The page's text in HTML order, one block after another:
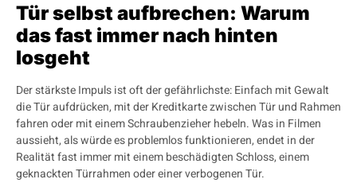
Tür selbst aufbrechen: Warum
das fast immer nach hinten
losgeht
Der stärkste Impuls ist oft der gefährlichste: Einfach mit Gewalt
die Tür aufdrücken, mit der Kreditkarte zwischen Tür und Rahmen
fahren oder mit einem Schraubenzieher hebeln. Was in Filmen
aussieht, als würde es problemlos funktionieren, endet in der
Realität fast immer mit einem beschädigten Schloss, einem
geknackten Türrahmen oder einer verbogenen Tür.